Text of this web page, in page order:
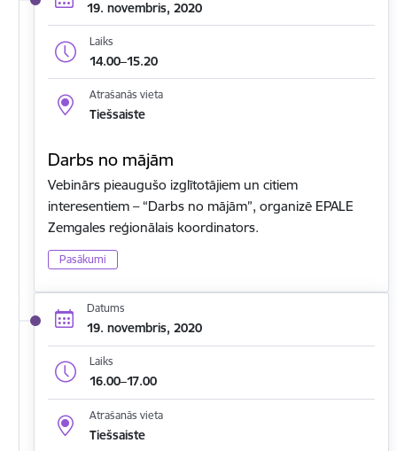
19. novembris, 2020
Laiks
14.00–15.20
Atrašanās vieta
Tiešsaiste
Darbs no mājām
Vebinārs pieaugušo izglītotājiem un citiem
interesentiem – “Darbs no mājām”, organizē EPALE
Zemgales reģionālais koordinators.
Pasākumi
Datums
19. novembris, 2020
Laiks
16.00–17.00
Atrašanās vieta
Tiešsaiste